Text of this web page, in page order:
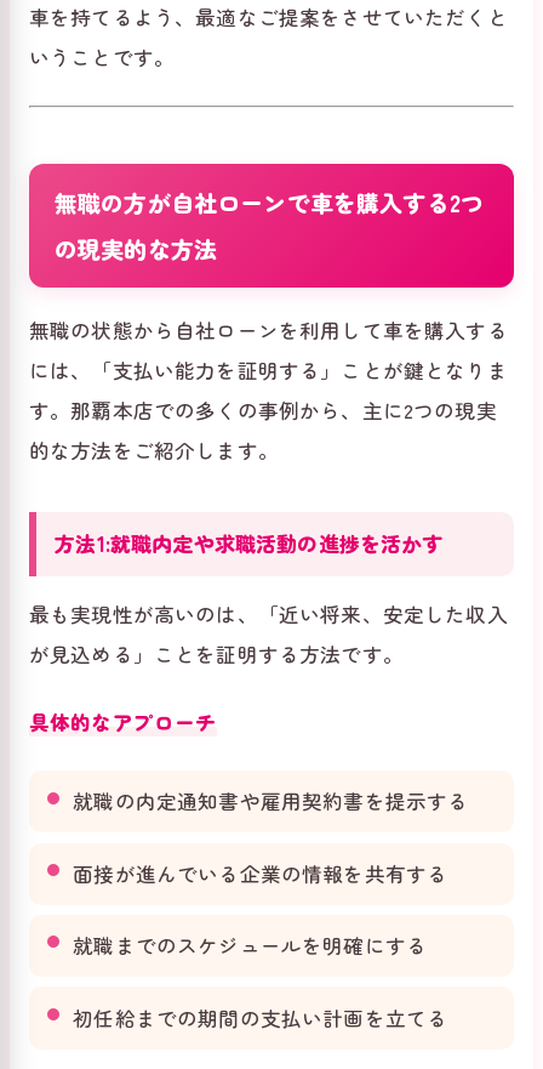
車を持てるよう、最適なご提案をさせていただくと
いうことです。
無職の方が自社ローンで車を購入する2つ
の現実的な方法
無職の状態から自社ローンを利用して車を購入する
には、「支払い能力を証明する」ことが鍵となりま
す。那覇本店での多くの事例から、主に2つの現実
的な方法をご紹介します。
方法1:就職内定や求職活動の進捗を活かす
最も実現性が高いのは、「近い将来、安定した収入
が見込める」ことを証明する方法です。
具体的なアプローチ
就職の内定通知書や雇用契約書を提示する
面接が進んでいる企業の情報を共有する
就職までのスケジュールを明確にする
初任給までの期間の支払い計画を立てる